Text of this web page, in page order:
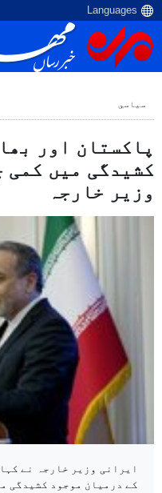
سياسي
پاکستان اور
کشیدگی میں کمی
وزیر خارجہ
ایرانی وزیر خارجہ نے
کے درمیان موجود کشیدگی